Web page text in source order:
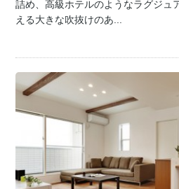
詰め、高級ホテルのようなラグジュ
える大きな吹抜けのあ...